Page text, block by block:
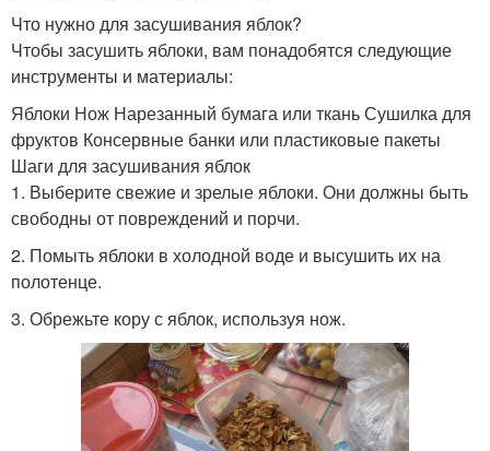
Что нужно для засушивания яблок?
Чтобы засушить яблоки, вам понадобятся следующие
инструменты и материалы:
Яблоки Нож Нарезанный бумага или ткань Сушилка для
фруктов Консервные банки или пластиковые пакеты
Шаги для засушивания яблок
1. Выберите свежие и зрелые яблоки. Они должны быть
свободны от повреждений и порчи.
2. Помыть яблоки в холодной воде и высушить их на
полотенце.
3. Обрежьте кору с яблок, используя нож.